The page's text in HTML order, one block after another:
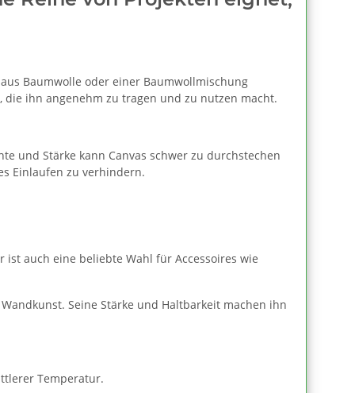
Baumwolle oder einer Baumwollmischung
ihn angenehm zu tragen und zu nutzen macht.
und Stärke kann Canvas schwer zu durchstechen
Einlaufen zu verhindern.
ist auch eine beliebte Wahl für Accessoires wie
Seine Stärke und Haltbarkeit machen ihn
Temperatur.